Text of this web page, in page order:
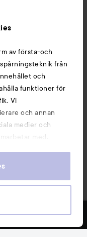
av första-och
från
och
funktioner för
Vi
och annan
medier och
med.
eller som de har
av vår webbplats.
inställningarna för
MEST SÅLDA